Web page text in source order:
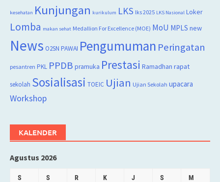
kesehatan Kunjungan kurikulum LKS lks 2025 LKS Nasional Loker
Lomba makan sehat Medallion For Excellence (MOE) MoU MPLS new
News O2SN PAWAI Pengumuman Peringatan
pesantren PKL PPDB pramuka Prestasi Ramadhan rapat
sekolah Sosialisasi TOEIC Ujian Ujian Sekolah upacara
Workshop
KALENDER
Agustus 2026
S S R K J S M